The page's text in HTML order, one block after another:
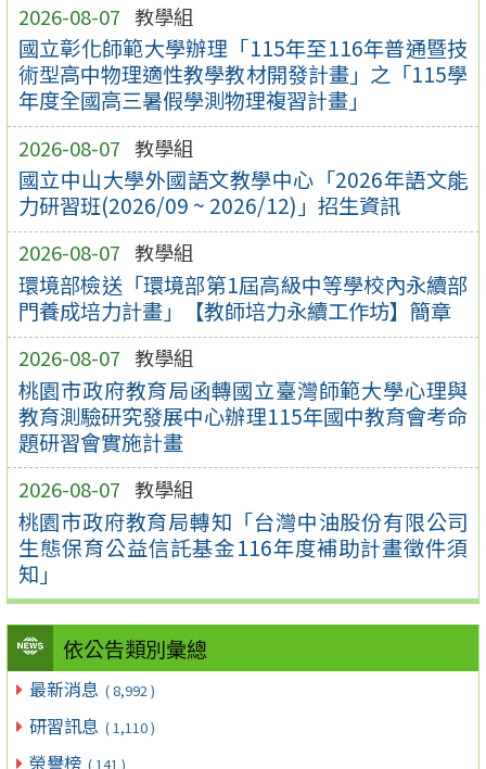
2026-08-07 教學組
國立彰化師範大學辦理「115年至116年普通暨技
術型高中物理適性教學教材開發計畫」之「115學
年度全國高三暑假學測物理複習計畫」
2026-08-07 教學組
國立中山大學外國語文教學中心「2026年語文能
力研習班(2026/09 ~ 2026/12)」招生資訊
2026-08-07 教學組
環境部檢送「環境部第1屆高級中等學校內永續部
門養成培力計畫」【教師培力永續工作坊】簡章
2026-08-07 教學組
桃園市政府教育局函轉國立臺灣師範大學心理與
教育測驗研究發展中心辦理115年國中教育會考命
題研習會實施計畫
2026-08-07 教學組
桃園市政府教育局轉知「台灣中油股份有限公司
生態保育公益信託基金116年度補助計畫徵件須
知」
依公告類別彙總
最新消息 ( 8,992 )
研習訊息 ( 1,110 )
榮譽榜 ( 141 )